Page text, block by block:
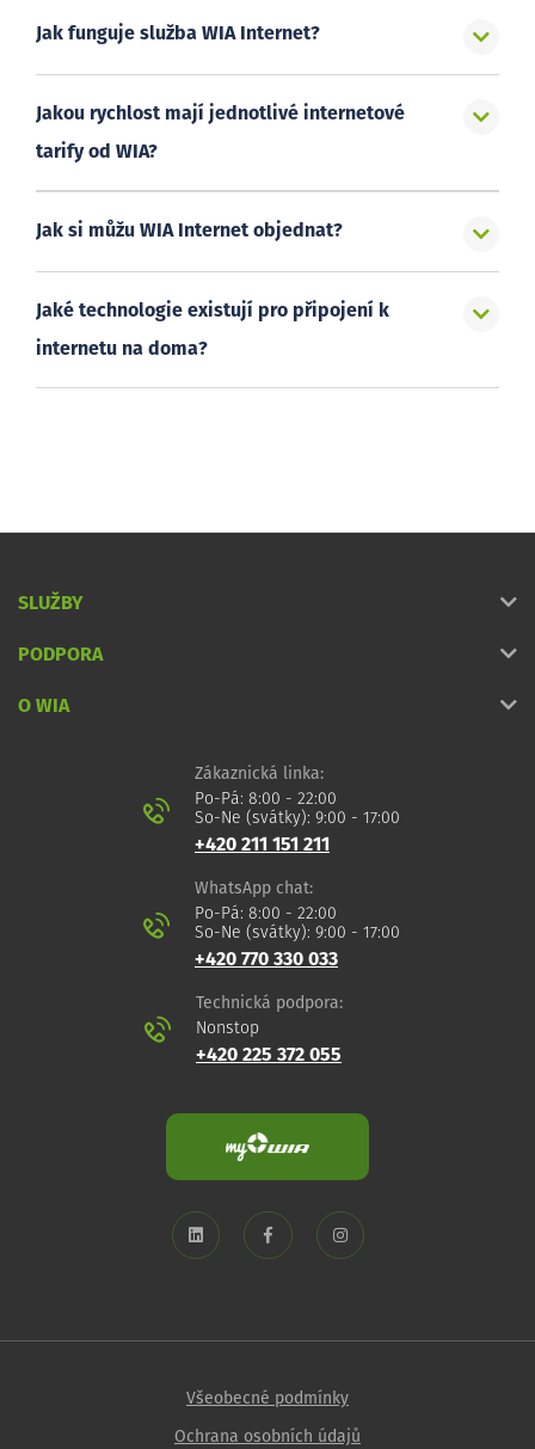
Jak funguje služba WIA Internet?
Jakou rychlost mají jednotlivé internetové
tarify od WIA?
Jak si můžu WIA Internet objednat?
Jaké technologie existují pro připojení k
internetu na doma?
SLUŽBY
PODPORA
O WIA
Zákaznická linka:
Po-Pá: 8:00 - 22:00
So-Ne (svátky): 9:00 - 17:00
+420 211 151 211
WhatsApp chat:
Po-Pá: 8:00 - 22:00
So-Ne (svátky): 9:00 - 17:00
+420 770 330 033
Technická podpora:
Nonstop
+420 225 372 055
Všeobecné podmínky
Ochrana osobních údajů